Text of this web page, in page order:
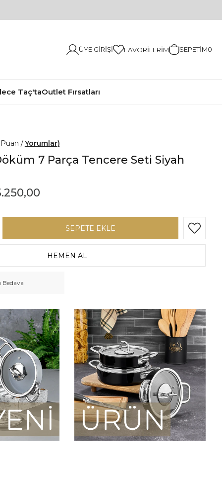
ÜYE GIRIŞI FAVORILERIM SEPETIM0
Taç'taOutlet Fırsatları
Yorumlar
7 Parça Tencere Seti Siyah
Bedava